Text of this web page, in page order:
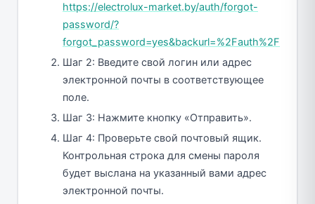
https://electrolux-market.by/auth/forgot-
password/?
forgot_password=yes&backurl=%2Fauth%2F
Шаг 2: Введите свой логин или адрес
электронной почты в соответствующее
поле.
Шаг 3: Нажмите кнопку «Отправить».
Шаг 4: Проверьте свой почтовый ящик.
Контрольная строка для смены пароля
будет выслана на указанный вами адрес
электронной почты.